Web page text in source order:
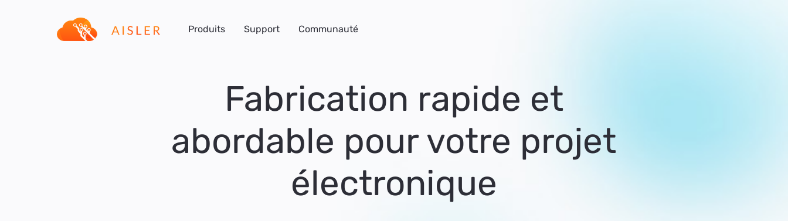
Produits Support Communauté
Fabrication rapide et
abordable pour votre projet
électronique